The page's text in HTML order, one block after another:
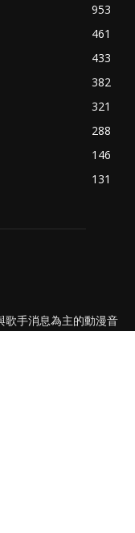
953
461
433
382
321
288
146
131
歌手消息為主的動漫音